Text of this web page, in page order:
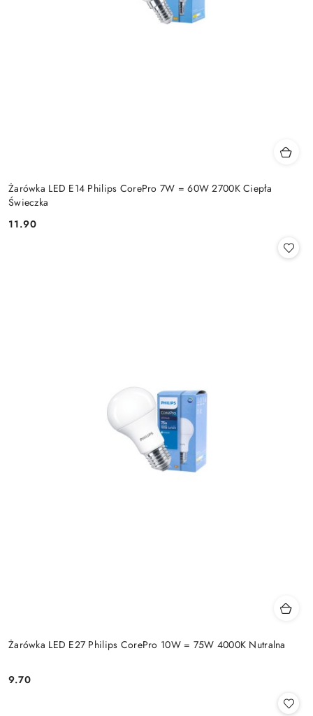
Żarówka LED E14 Philips CorePro 7W = 60W 2700K Ciepła
Świeczka
Cena:
11.90
Żarówka LED E27 Philips CorePro 10W = 75W 4000K Nutralna
Cena:
9.70